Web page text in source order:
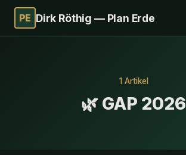
PE Dirk Röthig — Plan Erde
1 Artikel
🌿 GAP 2026